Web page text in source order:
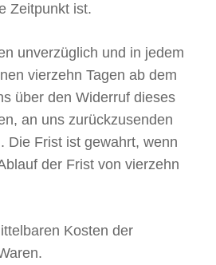
Zeitpunkt ist.
unverzüglich und in jedem
vierzehn Tagen ab dem
über den Widerruf dieses
an uns zurückzusenden
Die Frist ist gewahrt, wenn
der Frist von vierzehn
Kosten der